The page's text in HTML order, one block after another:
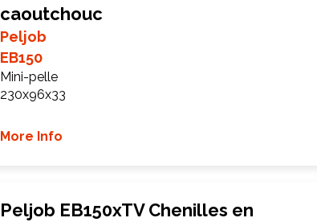
caoutchouc
Peljob
EB150
Mini-pelle
230x96x33
More Info
Peljob EB150xTV Chenilles en